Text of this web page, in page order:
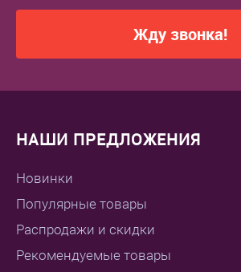
Жду звонка!
НАШИ ПРЕДЛОЖЕНИЯ
Новинки
Популярные товары
Распродажи и скидки
Рекомендуемые товары